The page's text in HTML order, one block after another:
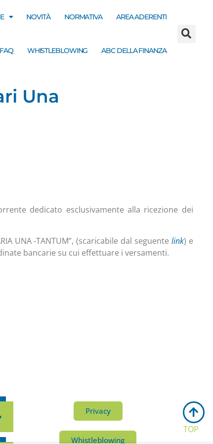
NOVITÀ NORMATIVA AREA ADERENTI
FAQ WHISTLEBLOWING ABC DELLA FINANZA
Una
dedicato esclusivamente alla ricezione dei
UNA -TANTUM”, (scaricabile dal seguente link) e
bancarie su cui effettuare i versamenti.
Privacy
Whistleblowing
TOP